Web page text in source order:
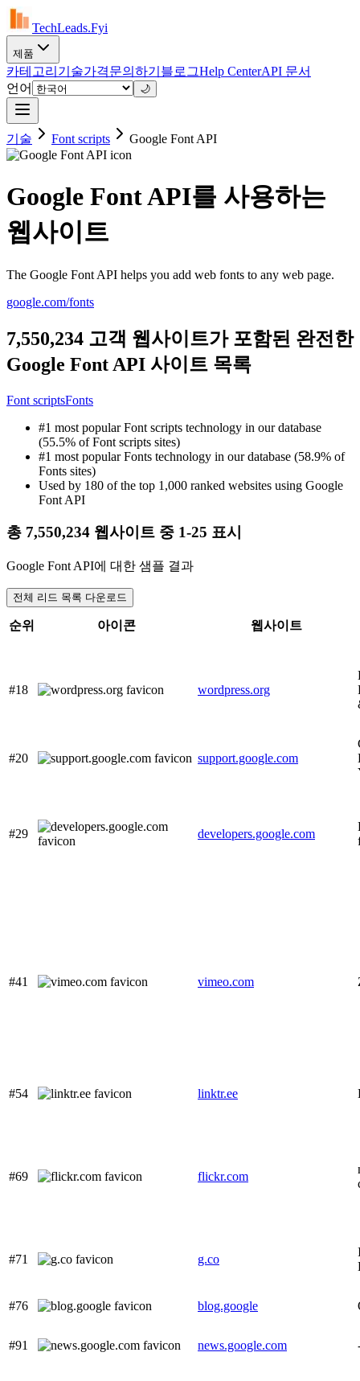
TechLeads.Fyi
제품
카테고리 기술가격문의하기 블로그Help CenterAPI 문서
언어
🌙
기술 Font scripts Google Font API
Google Font API를 사용하는
웹사이트
The Google Font API helps you add web fonts to any web page.
google.com/fonts
7,550,234 고객 웹사이트가 포함된 완전한
Google Font API 사이트 목록
Font scriptsFonts
#1 most popular Font scripts technology in our database
(55.5% of Font scripts sites)
#1 most popular Fonts technology in our database (58.9% of
Fonts sites)
Used by 180 of the top 1,000 ranked websites using Google
Font API
총 7,550,234 웹사이트 중 1-25 표시
Google Font API에 대한 샘플 결과
전체 리드 목록 다운로드
순위 아이콘 웹사이트
#18 wordpress.org
#20 support.google.com
#29 developers.google.com
#41 vimeo.com
#54 linktr.ee
#69 flickr.com
#71 g.co
#76 blog.google
#91 news.google.com